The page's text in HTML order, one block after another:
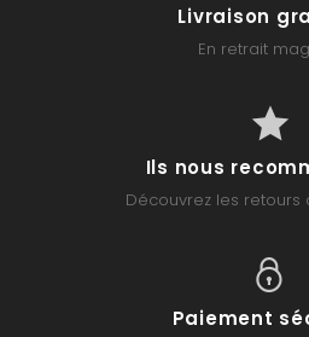
Livraison
En retrait
Ils nous
Découvrez les retours
Paiement